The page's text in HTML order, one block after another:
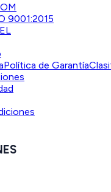
9001:2015
Política de Garantía